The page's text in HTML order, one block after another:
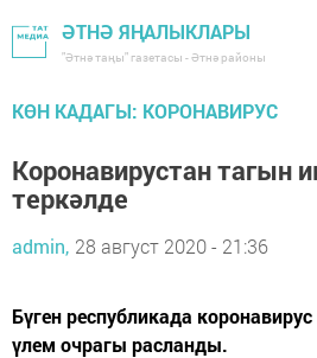
ӘТНӘ ЯҢАЛЫКЛАРЫ
"Әтнә таңы" газетасы - Әтнә районы
КӨН КАДАГЫ: КОРОНАВИРУС
Коронавирустан тагын
теркәлде
admin, 28 август 2020 - 21:36
Бүген республикада
үлем очрагы расланды.